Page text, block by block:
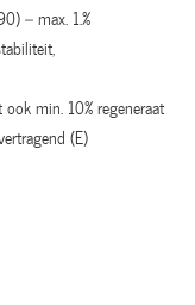
– max. 1.%
min. 10% regeneraat
(E)